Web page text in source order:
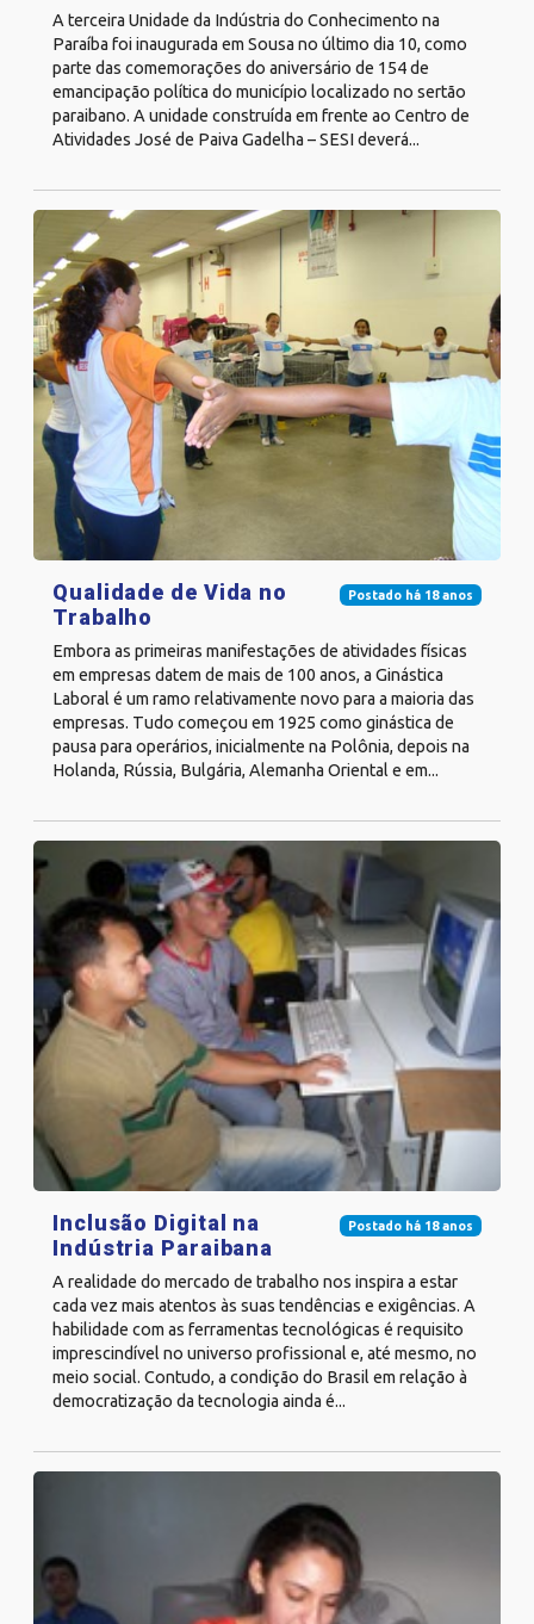
A terceira Unidade da Indústria do Conhecimento na
Paraíba foi inaugurada em Sousa no último dia 10, como
parte das comemorações do aniversário de 154 de
emancipação política do município localizado no sertão
paraibano. A unidade construída em frente ao Centro de
Atividades José de Paiva Gadelha – SESI deverá...
Postado há 18 anos
Qualidade de Vida no
Trabalho
Embora as primeiras manifestações de atividades físicas
em empresas datem de mais de 100 anos, a Ginástica
Laboral é um ramo relativamente novo para a maioria das
empresas. Tudo começou em 1925 como ginástica de
pausa para operários, inicialmente na Polônia, depois na
Holanda, Rússia, Bulgária, Alemanha Oriental e em...
Postado há 18 anos
Inclusão Digital na
Indústria Paraibana
A realidade do mercado de trabalho nos inspira a estar
cada vez mais atentos às suas tendências e exigências. A
habilidade com as ferramentas tecnológicas é requisito
imprescindível no universo profissional e, até mesmo, no
meio social. Contudo, a condição do Brasil em relação à
democratização da tecnologia ainda é...